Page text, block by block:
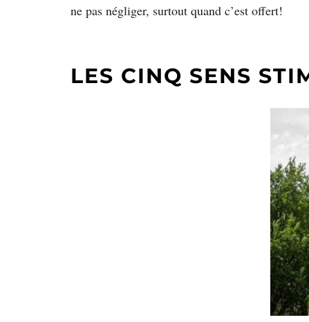
ne pas négliger, surtout quand c’est offert!
LES CINQ SENS